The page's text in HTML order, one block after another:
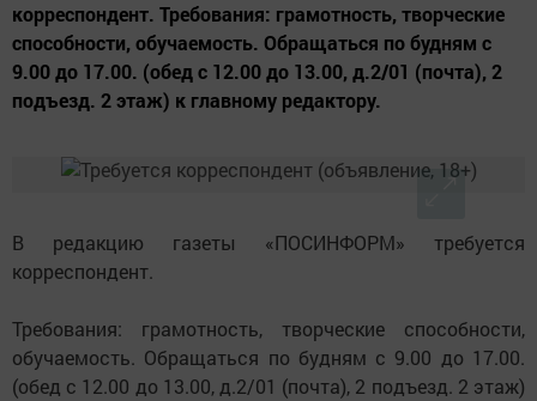
корреспондент. Требования: грамотность, творческие
способности, обучаемость. Обращаться по будням с
9.00 до 17.00. (обед с 12.00 до 13.00, д.2/01 (почта), 2
подъезд. 2 этаж) к главному редактору.
В редакцию газеты «ПОСИНФОРМ» требуется
корреспондент.
Требования: грамотность, творческие способности,
обучаемость. Обращаться по будням с 9.00 до 17.00.
(обед с 12.00 до 13.00, д.2/01 (почта), 2 подъезд. 2 этаж)